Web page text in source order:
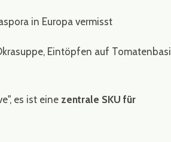
in Europa vermisst
Eintöpfen auf
es ist eine zentrale SKU für